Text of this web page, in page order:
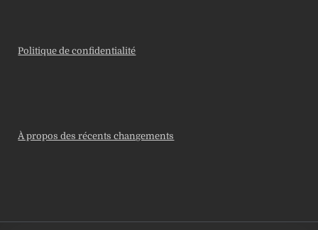
Politique de confidentialité
À propos des récents changements